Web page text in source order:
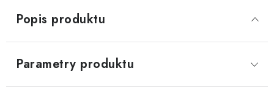
Popis produktu
Parametry produktu